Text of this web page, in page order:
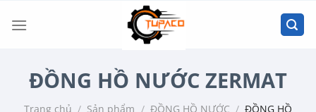
đến
ĐỒNG HỒ NƯỚC ZERMAT
Trang chủ / Sản phẩm / ĐỒNG HỒ NƯỚC / ĐỒNG HỒ